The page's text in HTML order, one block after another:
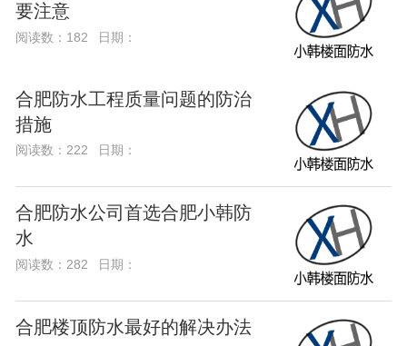
要注意
阅读数：182 日期：
合肥防水工程质量问题的防治
措施
阅读数：222 日期：
合肥防水公司首选合肥小韩防
水
阅读数：282 日期：
合肥楼顶防水最好的解决办法